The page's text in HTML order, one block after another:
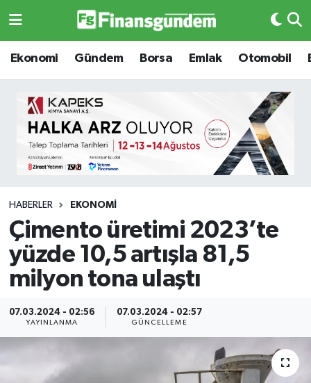
Ekonomi Gündem Borsa Emlak Otomobil
HABERLER EKONOMI
Çimento üretimi 2023’te
yüzde 10,5 artışla 81,5
milyon tona ulaştı
07.03.2024 - 02:56
YAYINLANMA
07.03.2024 - 02:57
GÜNCELLEME
Ekonomi
Borsa
Emlak
Otomobil
Gizlilik Sözleşmesi
İletişim
Künye
Ekonomi
Borsa
Emlak
Emtia
BITCOIN